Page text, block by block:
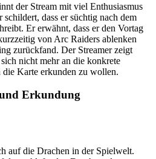
der Stream mit viel Enthusiasmus
dass er süchtig nach dem
Er erwähnt, dass er den Vortag
von Arc Raiders ablenken
zurückfand. Der Streamer zeigt
nicht mehr an die konkrete
Karte erkunden zu wollen.
Erkundung
auf die Drachen in der Spielwelt.